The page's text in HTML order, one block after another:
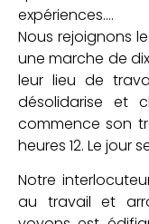
expériences….
Nous rejoignons
une marche de
leur lieu de
désolidarise et
commence son
heures 12. Le jour
Notre
au travail et